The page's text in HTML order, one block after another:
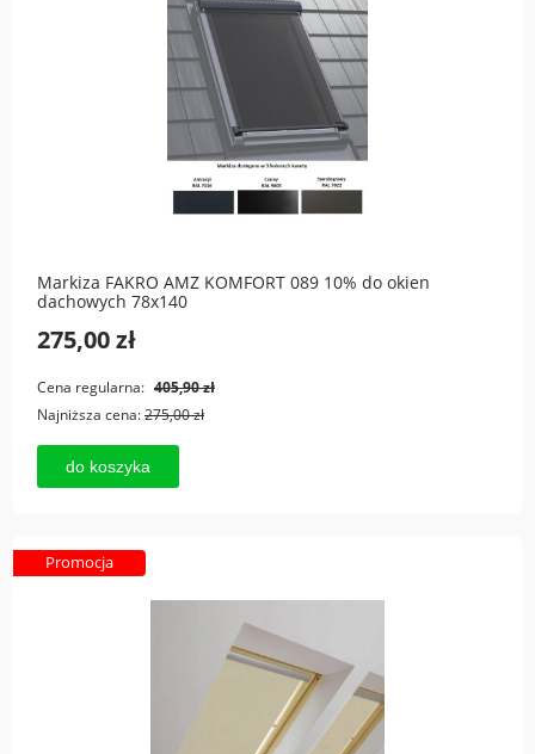
Markiza FAKRO AMZ KOMFORT 089 10% do okien
dachowych 78x140
275,00 zł
Cena regularna: 405,90 zł
Najniższa cena:275,00 zł
do koszyka
Promocja